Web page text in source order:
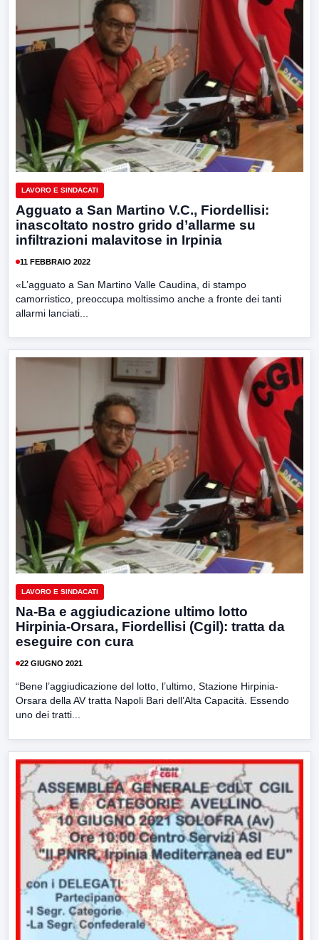
LAVORO E SINDACATI
Agguato a San Martino V.C., Fiordellisi:
inascoltato nostro grido d’allarme su
infiltrazioni malavitose in Irpinia
11 FEBBRAIO 2022
«L’agguato a San Martino Valle Caudina, di stampo
camorristico, preoccupa moltissimo anche a fronte dei tanti
allarmi lanciati...
LAVORO E SINDACATI
Na-Ba e aggiudicazione ultimo lotto
Hirpinia-Orsara, Fiordellisi (Cgil): tratta da
eseguire con cura
22 GIUGNO 2021
“Bene l’aggiudicazione del lotto, l’ultimo, Stazione Hirpinia-
Orsara della AV tratta Napoli Bari dell’Alta Capacità. Essendo
uno dei tratti...